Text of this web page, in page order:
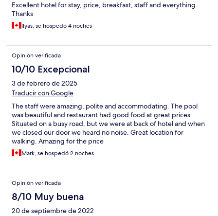
Excellent hotel for stay, price, breakfast, staff and everything.
Thanks
Ilyas, se hospedó 4 noches
Opinión verificada
10/10 Excepcional
3 de febrero de 2025
Traducir con Google
The staff were amazing, polite and accommodating. The pool
was beautiful and restaurant had good food at great prices.
Situated on a busy road, but we were at back of hotel and when
we closed our door we heard no noise. Great location for
walking. Amazing for the price
Mark, se hospedó 2 noches
Opinión verificada
8/10 Muy buena
20 de septiembre de 2022